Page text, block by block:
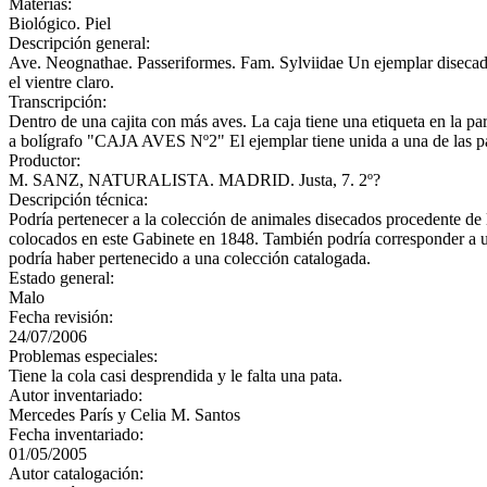
Biológico. Piel
Descripción general:
Ave. Neognathae. Passeriformes. Fam. Sylviidae Un ejemplar
el vientre claro.
Transcripción:
Dentro de una cajita con más aves. La caja tiene una etiqueta en
a bolígrafo "CAJA AVES Nº2" El ejemplar tiene unida a una de las
Productor:
M. SANZ, NATURALISTA. MADRID. Justa, 7. 2º?
Descripción técnica:
Podría pertenecer a la colección de animales disecados procedente
colocados en este Gabinete en 1848. También podría corresponder
podría haber pertenecido a una colección catalogada.
Estado general:
Malo
Fecha revisión:
24/07/2006
Problemas especiales:
Tiene la cola casi desprendida y le falta una pata.
Autor inventariado:
Mercedes París y Celia M. Santos
Fecha inventariado:
01/05/2005
Autor catalogación: